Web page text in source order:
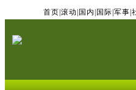
首页 滚动 国内 国际 军事